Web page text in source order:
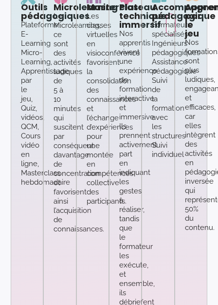
Outils
pédagogiques
Plateforme
E-
Learning
Micro-
Learning,
Apprentissage
par
le
jeu,
Quiz,
vidéos,
QCM,
Cours
vidéo
en
ligne,
Masterclass
hebdomadaire
Microlearning
Le
Microlearning,
ce
sont
des
activités
ludiques
de
5 à
10
minutes
qui
suscitent
par
conséquent
davantage
de
concentration
et
favorisent
ainsi
l’acquisition
de
connaissances.
Masterclass
Les
classes
virtuelles
en
visioconférence
favorisent
la
consolidation
des
connaissances
et
l’échange
d’expériences
pour
une
montée
en
compétences
collective
des
participants.
Plateau
technique
immersif
Nos
apprentis
vivent
une
expérience
de
formation
interactive
et
immersive.
Ils
prennent
activement
part
en
indiquant
les
gestes
à
réaliser,
tandis
que
le
formateur
les
exécute,
et
ensemble,
ils
débriefent
pédagogique
Formateurs
spécialisés
Ingénieurs
pédagogiques
Assistance
pédagogique
Suivi
de
la
formation
avec
les
structures
Suivi
individuel
par
le
jeu
Nos
sont
plus
ludiques,
et
efficaces,
car
elles
intègrent
des
activités
en
inversée
qui
50%
du
contenu.